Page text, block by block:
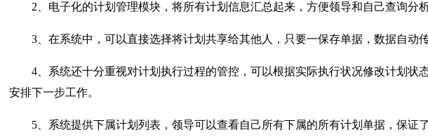
2、电子化的计划管理模块，将所有计划信息汇总起来，方便领导和自己查询分析
3、在系统中，可以直接选择将计划共享给其他人，只要一保存单据，数据自动
4、系统还十分重视对计划执行过程的管控，可以根据实际执行状况修改计划状
安排下一步工作。
5、系统提供下属计划列表，领导可以查看自己所有下属的所有计划单据，保证了